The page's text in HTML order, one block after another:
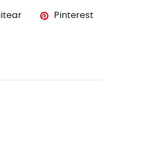
Pinterest